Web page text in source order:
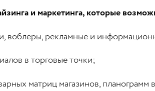
и маркетинга, которые
воблеры, рекламные и
в торговые точки;
матриц магазинов, планограмм